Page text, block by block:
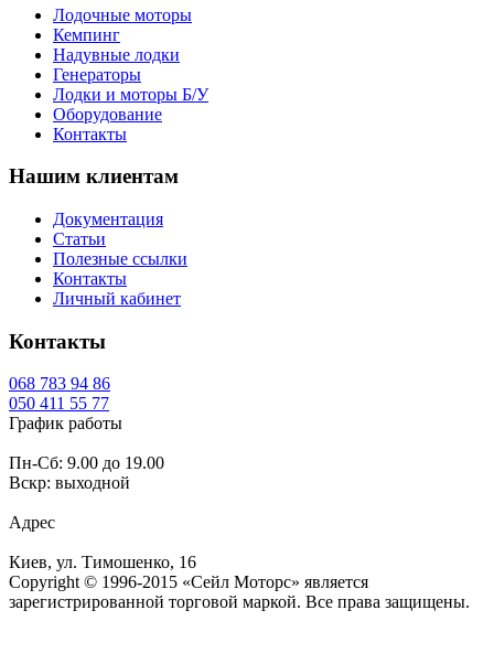
Лодочные моторы
Кемпинг
Надувные лодки
Генераторы
Лодки и моторы Б/У
Оборудование
Контакты
Нашим клиентам
Документация
Статьи
Полезные ссылки
Контакты
Личный кабинет
Контакты
068 783 94 86
050 411 55 77
График работы
Пн-Сб: 9.00 до 19.00
Вскр: выходной
Адрес
Киев, ул. Тимошенко, 16
Copyright © 1996-2015 «Сейл Моторс» является
зарегистрированной торговой маркой. Все права защищены.